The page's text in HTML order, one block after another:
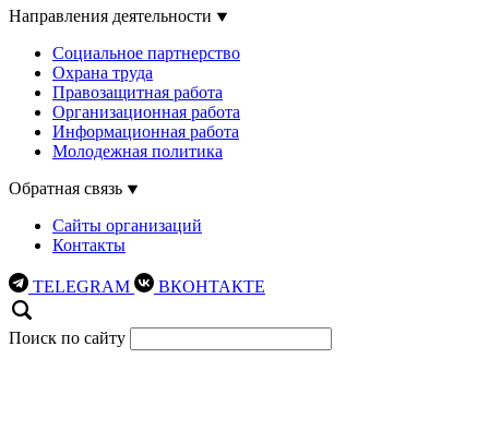
Направления деятельности
Социальное партнерство
Охрана труда
Правозащитная работа
Организационная работа
Информационная работа
Молодежная политика
Обратная связь
Сайты организаций
Контакты
TELEGRAM ВКОНТАКТЕ
Поиск по сайту